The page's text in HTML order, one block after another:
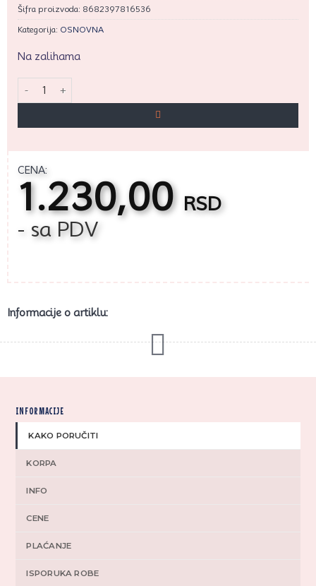
Šifra proizvoda: 8682397816536
Kategorija: OSNOVNA
Na zalihama
CENA:
1.230,00 RSD
- sa PDV
Informacije o artiklu:
INFORMACIJE
KAKO PORUČITI
KORPA
INFO
CENE
PLAĆANJE
ISPORUKA ROBE